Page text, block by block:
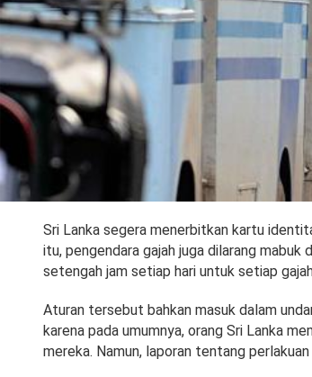
Sri Lanka segera menerbitkan kartu
itu, pengendara gajah juga dilarang
setengah jam setiap hari untuk setiap
Aturan tersebut bahkan masuk dalam
karena pada umumnya, orang Sri Lanka
mereka. Namun, laporan tentang